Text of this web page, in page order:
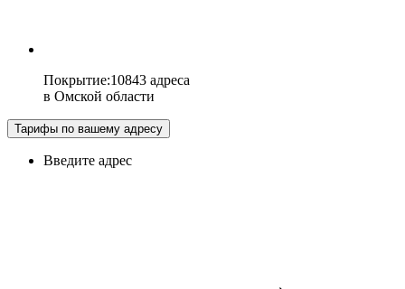
Покрытие:10843 адреса
в Омской области
Тарифы по вашему адресу
Введите адрес